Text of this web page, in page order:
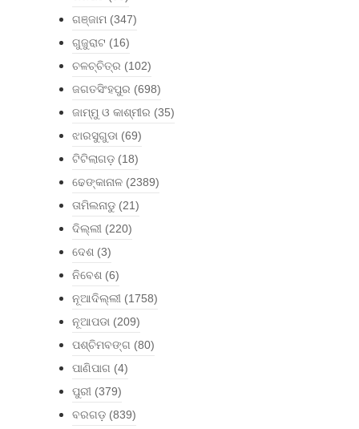
ଗଞ୍ଜାମ (347)
ଗୁଜୁରାଟ (16)
ଚଳଚ୍ଚିତ୍ର (102)
ଜଗତସିଂହପୁର (698)
ଜାମ୍ମୁ ଓ କାଶ୍ମୀର (35)
ଝାରସୁଗୁଡା (69)
ଟିଟିଲାଗଡ଼ (18)
ଢେଙ୍କାନାଳ (2389)
ତାମିଲନାଡୁ (21)
ଦିଲ୍ଲୀ (220)
ଦେଶ (3)
ନିବେଶ (6)
ନୂଆଦିଲ୍ଲୀ (1758)
ନୂଆପଡା (209)
ପଶ୍ଚିମବଙ୍ଗ (80)
ପାଣିପାଗ (4)
ପୁରୀ (379)
ବରଗଡ଼ (839)